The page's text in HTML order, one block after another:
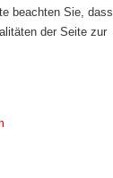
beachten Sie, dass
der Seite zur